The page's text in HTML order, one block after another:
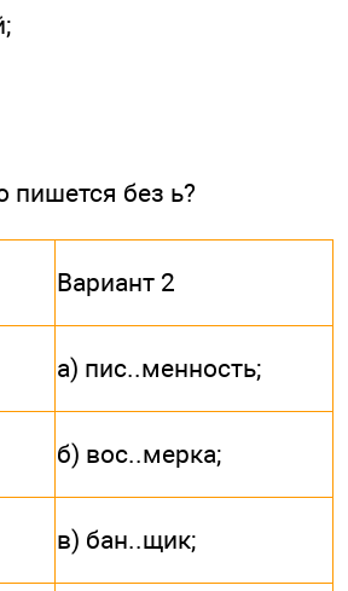
пишется без ь?
Вариант 2
а) пис..менность;
б) вос..мерка;
в) бан..щик;